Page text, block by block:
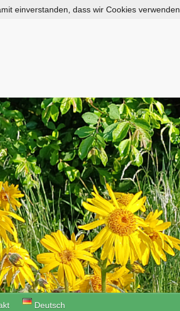
Deutsch
einverstanden, dass wir Cookies verwenden.